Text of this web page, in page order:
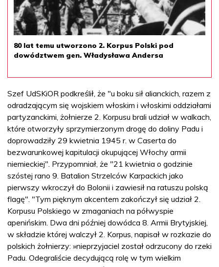
80 lat temu utworzono 2. Korpus Polski pod
dowództwem gen. Władysława Andersa
Szef UdSKiOR podkreślił, że "u boku sił alianckich, razem z
odradzającym się wojskiem włoskim i włoskimi oddziałami
partyzanckimi, żołnierze 2. Korpusu brali udział w walkach,
które otworzyły sprzymierzonym drogę do doliny Padu i
doprowadziły 29 kwietnia 1945 r. w Caserta do
bezwarunkowej kapitulacji okupującej Włochy armii
niemieckiej". Przypomniał, że "21 kwietnia o godzinie
szóstej rano 9. Batalion Strzelców Karpackich jako
pierwszy wkroczył do Bolonii i zawiesił na ratuszu polską
flagę". "Tym pięknym akcentem zakończył się udział 2.
Korpusu Polskiego w zmaganiach na półwyspie
apenińskim. Dwa dni później dowódca 8. Armii Brytyjskiej,
w składzie której walczył 2. Korpus, napisał w rozkazie do
polskich żołnierzy: »nieprzyjaciel został odrzucony do rzeki
Padu. Odegraliście decydującą rolę w tym wielkim